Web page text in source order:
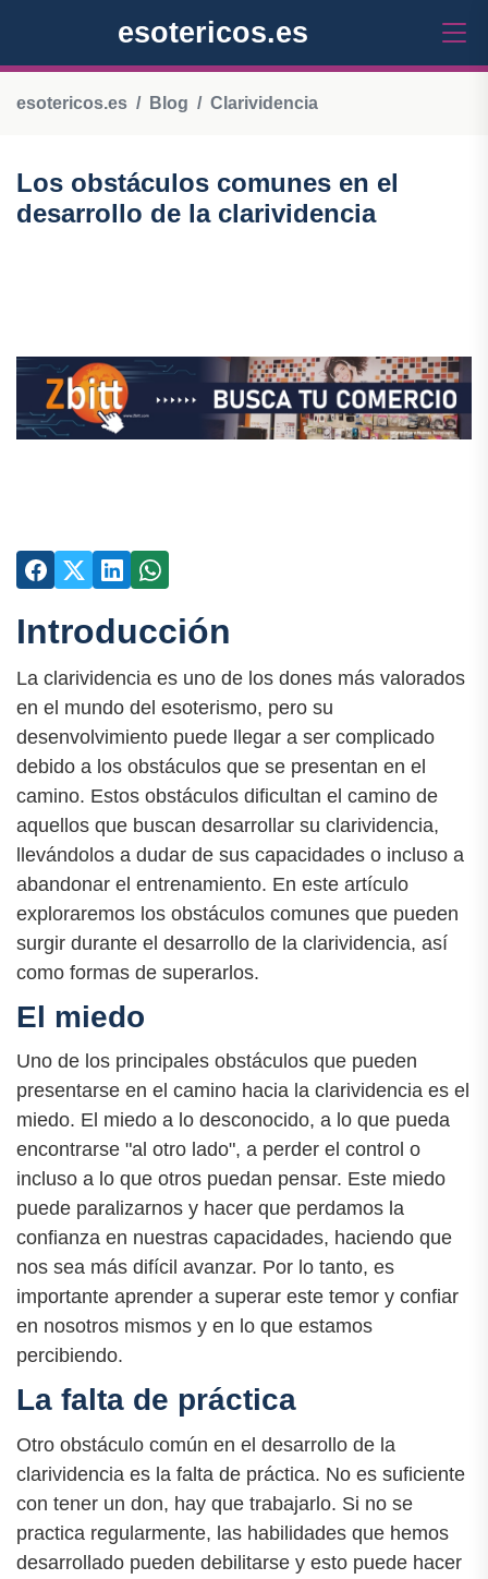
esotericos.es
esotericos.es Blog Clarividencia
Los obstáculos comunes en el
desarrollo de la clarividencia
Introducción
La clarividencia es uno de los dones más valorados
en el mundo del esoterismo, pero su
desenvolvimiento puede llegar a ser complicado
debido a los obstáculos que se presentan en el
camino. Estos obstáculos dificultan el camino de
aquellos que buscan desarrollar su clarividencia,
llevándolos a dudar de sus capacidades o incluso a
abandonar el entrenamiento. En este artículo
exploraremos los obstáculos comunes que pueden
surgir durante el desarrollo de la clarividencia, así
como formas de superarlos.
El miedo
Uno de los principales obstáculos que pueden
presentarse en el camino hacia la clarividencia es el
miedo. El miedo a lo desconocido, a lo que pueda
encontrarse "al otro lado", a perder el control o
incluso a lo que otros puedan pensar. Este miedo
puede paralizarnos y hacer que perdamos la
confianza en nuestras capacidades, haciendo que
nos sea más difícil avanzar. Por lo tanto, es
importante aprender a superar este temor y confiar
en nosotros mismos y en lo que estamos
percibiendo.
La falta de práctica
Otro obstáculo común en el desarrollo de la
clarividencia es la falta de práctica. No es suficiente
con tener un don, hay que trabajarlo. Si no se
practica regularmente, las habilidades que hemos
desarrollado pueden debilitarse y esto puede hacer